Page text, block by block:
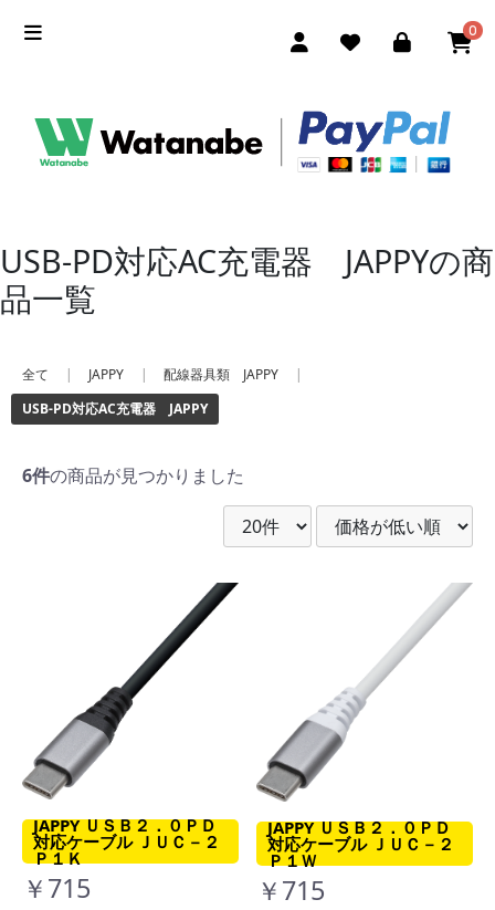
0
USB-PD対応AC充電器 JAPPYの商
品一覧
全て | JAPPY | 配線器具類 JAPPY
|
USB-PD対応AC充電器 JAPPY
6件の商品が見つかりました
JAPPY ＵＳＢ２．０ＰＤ
対応ケーブル ＪＵＣ－２
Ｐ１Ｋ
￥715
JAPPY ＵＳＢ２．０ＰＤ
対応ケーブル ＪＵＣ－２
Ｐ１Ｗ
￥715